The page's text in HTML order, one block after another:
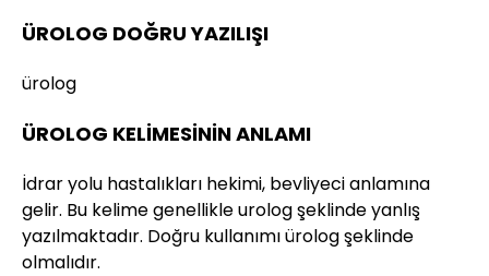
ÜROLOG DOĞRU YAZILIŞI
ürolog
ÜROLOG KELİMESİNİN ANLAMI
İdrar yolu hastalıkları hekimi, bevliyeci anlamına
gelir. Bu kelime genellikle urolog şeklinde yanlış
yazılmaktadır. Doğru kullanımı ürolog şeklinde
olmalıdır.